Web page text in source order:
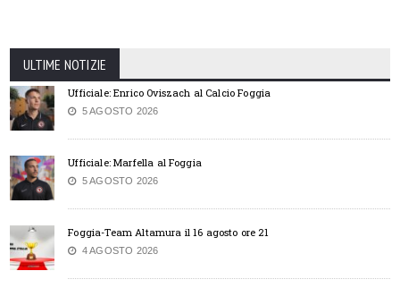
ULTIME NOTIZIE
Ufficiale: Enrico Oviszach al Calcio Foggia
5 AGOSTO 2026
Ufficiale: Marfella al Foggia
5 AGOSTO 2026
Foggia-Team Altamura il 16 agosto ore 21
4 AGOSTO 2026